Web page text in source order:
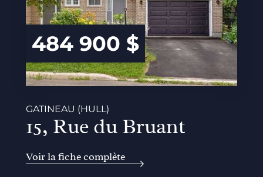
484 900 $
GATINEAU (HULL)
15, Rue du Bruant
Voir la fiche complète